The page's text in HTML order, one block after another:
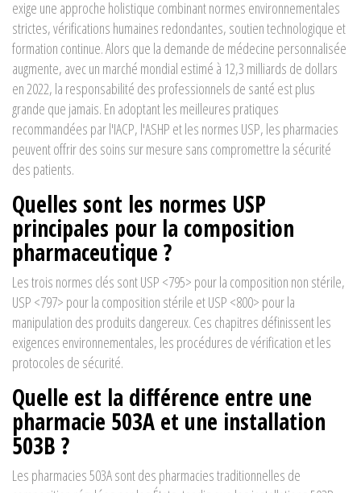
exige une approche holistique combinant normes environnementales
strictes, vérifications humaines redondantes, soutien technologique et
formation continue. Alors que la demande de médecine personnalisée
augmente, avec un marché mondial estimé à 12,3 milliards de dollars
en 2022, la responsabilité des professionnels de santé est plus
grande que jamais. En adoptant les meilleures pratiques
recommandées par l'IACP, l'ASHP et les normes USP, les pharmacies
peuvent offrir des soins sur mesure sans compromettre la sécurité
des patients.
Quelles sont les normes USP
principales pour la composition
pharmaceutique ?
Les trois normes clés sont USP <795> pour la composition non stérile,
USP <797> pour la composition stérile et USP <800> pour la
manipulation des produits dangereux. Ces chapitres définissent les
exigences environnementales, les procédures de vérification et les
protocoles de sécurité.
Quelle est la différence entre une
pharmacie 503A et une installation
503B ?
Les pharmacies 503A sont des pharmacies traditionnelles de